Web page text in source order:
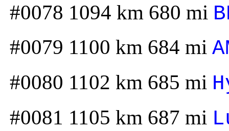
#0078 1094 km 680 mi
#0079 1100 km 684 mi
#0080 1102 km 685 mi
#0081 1105 km 687 mi